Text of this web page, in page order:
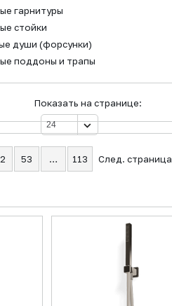
гарнитуры
стойки
души (форсунки)
поддоны и трапы
Показать на странице:
След. страница
53 … 113